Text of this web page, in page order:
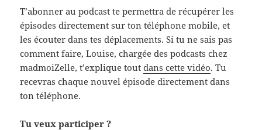
T’abonner au podcast te permettra de récupérer les
épisodes directement sur ton téléphone mobile, et
les écouter dans tes déplacements. Si tu ne sais pas
comment faire, Louise, chargée des podcasts chez
madmoiZelle, t’explique toutdans cette vidéo. Tu
recevras chaque nouvel épisode directement dans
ton téléphone.
Tu veux participer ?